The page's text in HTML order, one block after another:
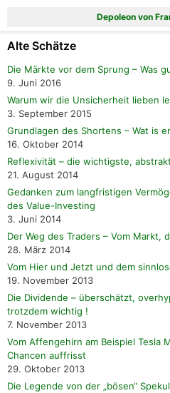
Depoleon von
Alte Schätze
Die Märkte vor dem Sprung – Was
9. Juni 2016
Warum wir die Unsicherheit lieben
3. September 2015
Grundlagen des Shortens – Wat is
16. Oktober 2014
Reflexivität – die wichtigste,
21. August 2014
Gedanken zum langfristigen
des Value-Investing
3. Juni 2014
Der Weg des Traders – Vom Markt,
28. März 2014
Vom Hier und Jetzt und dem
19. November 2013
Die Dividende – überschätzt,
trotzdem wichtig !
7. November 2013
Vom Affengehirn am Beispiel Tesla
Chancen auffrisst
29. Oktober 2013
Die Legende von der „bösen“